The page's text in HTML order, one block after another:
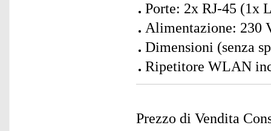
Porte: 2x RJ-45 (1x
Alimentazione: 230
Dimensioni (senza
Ripetitore WLAN
Prezzo di Vendita